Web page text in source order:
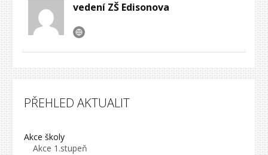
vedení ZŠ Edisonova
PŘEHLED AKTUALIT
Akce školy
Akce 1.stupeň